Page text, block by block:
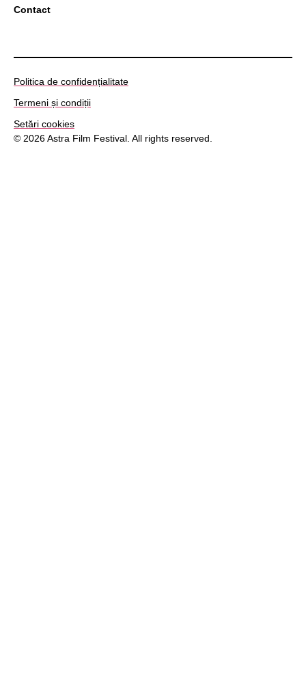
Contact
Politica de confidențialitate
Termeni și condiții
Setări cookies
© 2026 Astra Film Festival. All rights reserved.